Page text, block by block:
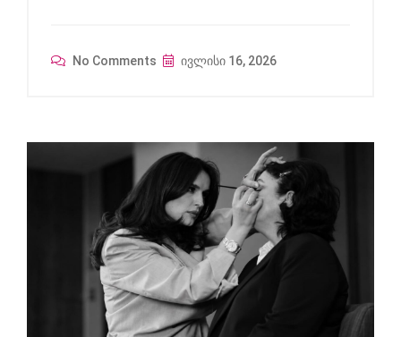
No Comments ივლისი 16, 2026